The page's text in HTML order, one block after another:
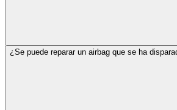
¿Se puede reparar un airbag que se ha